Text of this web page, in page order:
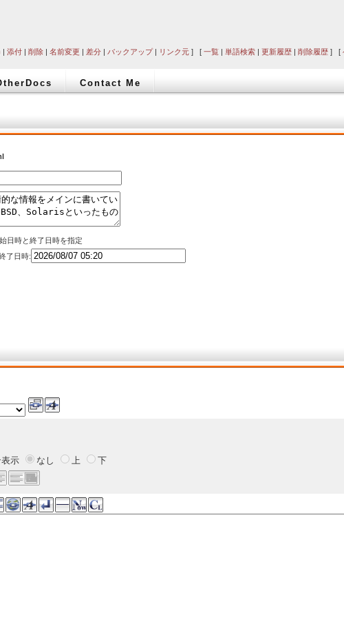
| 添付 | 削除 | 名前変更 | 差分 | バックアップ| リンク元 ] [ 一覧 | 単語検索 | 更新履歴 | 削除履歴 ] [
Contact Me
日時と終了日時を指定
了日時:
示 なし 上 下